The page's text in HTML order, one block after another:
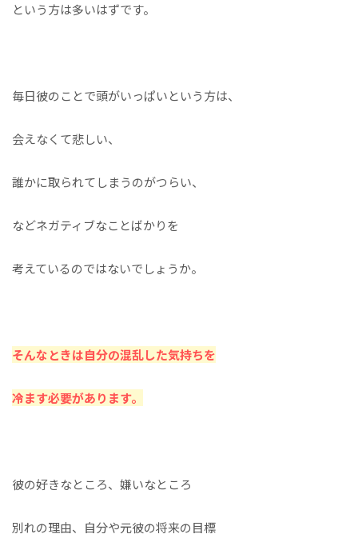
という方は多いはずです。
毎日彼のことで頭がいっぱいという方は、
会えなくて悲しい、
誰かに取られてしまうのがつらい、
などネガティブなことばかりを
考えているのではないでしょうか。
そんなときは自分の混乱した気持ちを
冷ます必要があります。
彼の好きなところ、嫌いなところ
別れの理由、自分や元彼の将来の目標